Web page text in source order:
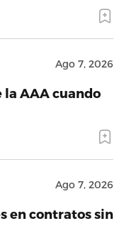
Ago 7, 2026
la AAA cuando
Ago 7, 2026
en contratos sin